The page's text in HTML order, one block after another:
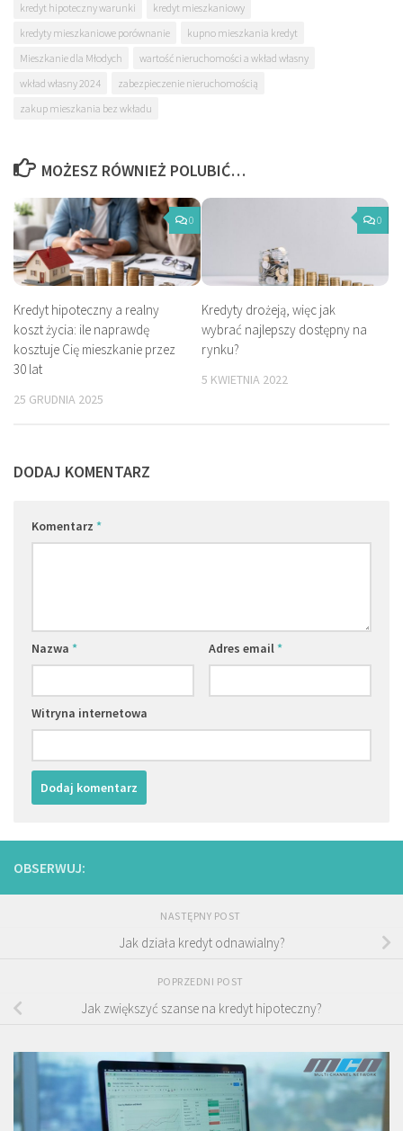
kredyt hipoteczny warunki
kredyt mieszkaniowy
kredyty mieszkaniowe porównanie
kupno mieszkania kredyt
Mieszkanie dla Młodych
wartość nieruchomości a wkład własny
wkład własny 2024
zabezpieczenie nieruchomością
zakup mieszkania bez wkładu
MOŻESZ RÓWNIEŻ POLUBIĆ…
0
Kredyt hipoteczny a realny
koszt życia: ile naprawdę
kosztuje Cię mieszkanie przez
30 lat
25 GRUDNIA 2025
0
Kredyty drożeją, więc jak
wybrać najlepszy dostępny na
rynku?
5 KWIETNIA 2022
DODAJ KOMENTARZ
Komentarz *
Nazwa * Adres email *
Witryna internetowa
OBSERWUJ:
NASTĘPNY POST
Jak działa kredyt odnawialny?
POPRZEDNI POST
Jak zwiększyć szanse na kredyt hipoteczny?